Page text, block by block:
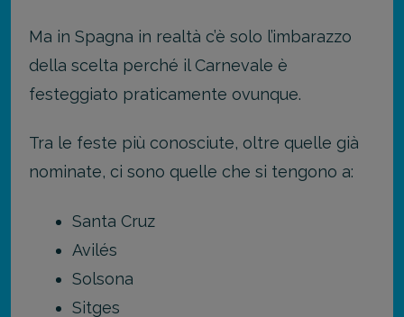
Ma in Spagna in realtà c’è solo l’imbarazzo
della scelta perché il Carnevale è
festeggiato praticamente ovunque.
Tra le feste più conosciute, oltre quelle già
nominate, ci sono quelle che si tengono a:
Santa Cruz
Avilés
Solsona
Sitges